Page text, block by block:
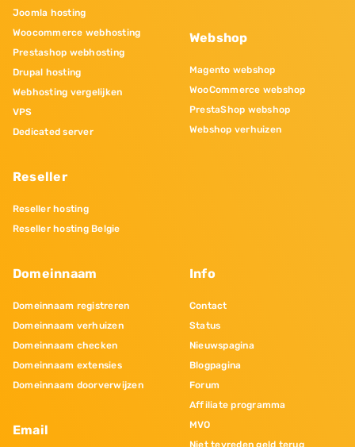
Joomla hosting
Woocommerce webhosting
Prestashop webhosting
Drupal hosting
Webhosting vergelijken
VPS
Dedicated server
Reseller
Reseller hosting
Reseller hosting Belgie
Webshop
Magento webshop
WooCommerce webshop
PrestaShop webshop
Webshop verhuizen
Domeinnaam
Domeinnaam registreren
Domeinnaam verhuizen
Domeinnaam checken
Domeinnaam extensies
Domeinnaam doorverwijzen
Email
Info
Contact
Status
Nieuwspagina
Blogpagina
Forum
Affiliate programma
MVO
Niet tevreden geld terug